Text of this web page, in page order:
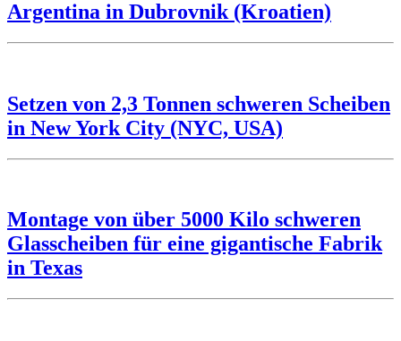
Argentina in Dubrovnik (Kroatien)
Setzen von 2,3 Tonnen schweren Scheiben
in New York City (NYC, USA)
Montage von über 5000 Kilo schweren
Glasscheiben für eine gigantische Fabrik
in Texas